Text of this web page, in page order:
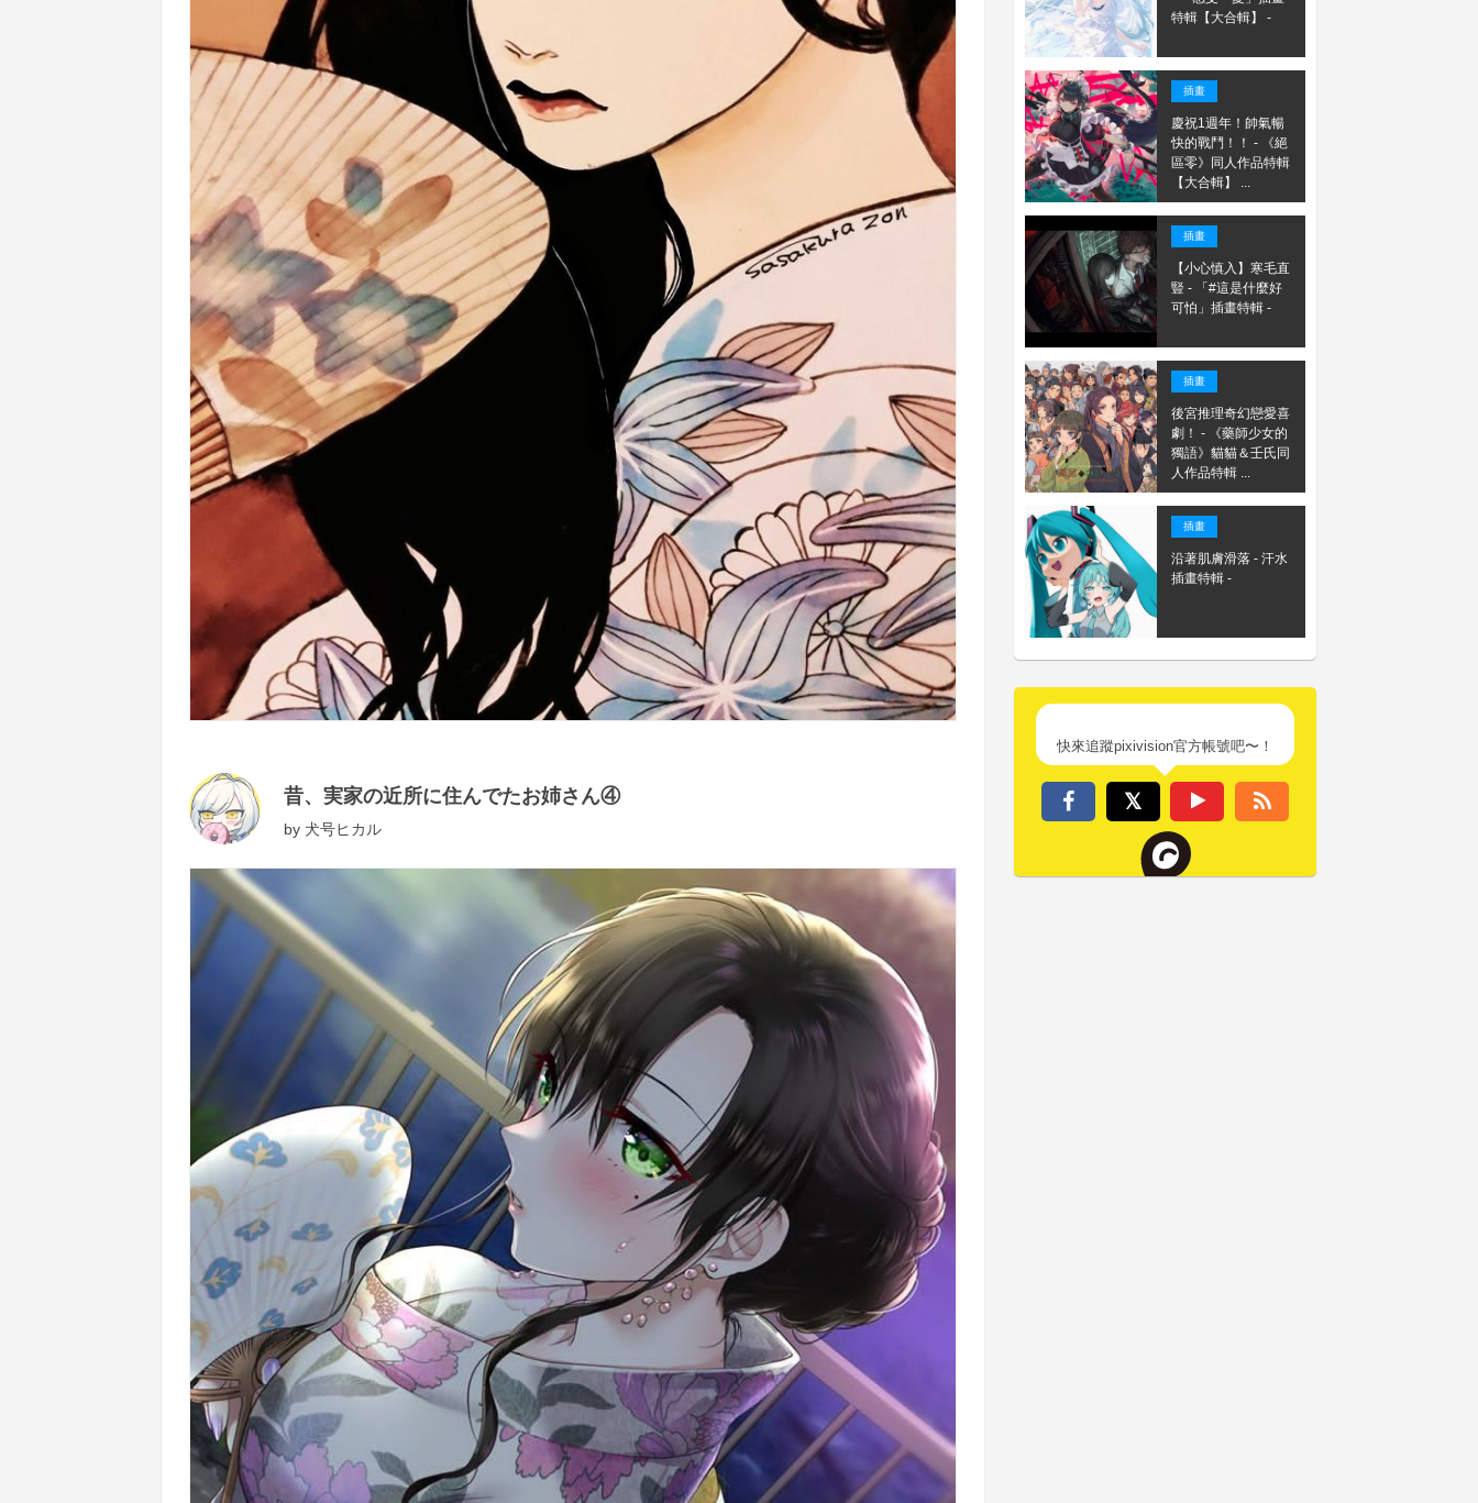
昔、実家の近所に住んでたお姉さん④
by 犬号ヒカル
特輯【大合輯】 -
插畫
慶祝1週年！帥氣暢
快的戰鬥！！ - 《絕
區零》同人作品特輯
【大合輯】 ...
插畫
【小心慎入】寒毛直
豎 - 「#這是什麼好
可怕」插畫特輯 -
插畫
後宮推理奇幻戀愛喜
劇！ - 《藥師少女的
獨語》貓貓＆壬氏同
人作品特輯 ...
插畫
沿著肌膚滑落 - 汗水
插畫特輯 -
快來追蹤pixivision官方帳號吧〜！